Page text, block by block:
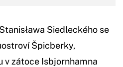
Siedleckého se
Špicberky,
v zátoce Isbjornhamna